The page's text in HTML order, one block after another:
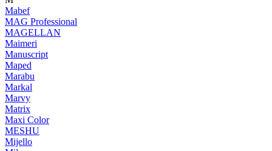
Mabef
MAG Professional
MAGELLAN
Maimeri
Manuscript
Maped
Marabu
Markal
Marvy
Matrix
Maxi Color
MESHU
Mijello